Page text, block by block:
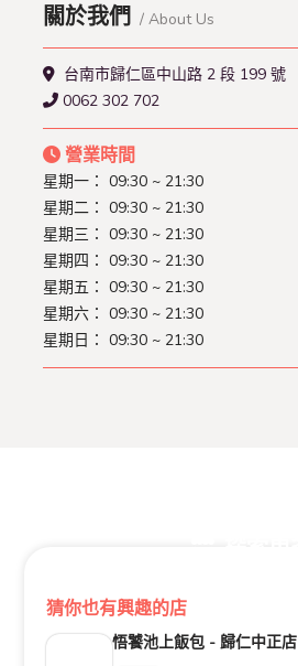
關於我們 / About Us
台南市歸仁區中山路 2 段 199 號
0062 302 702
營業時間
星期一： 09:30 ~ 21:30
星期二： 09:30 ~ 21:30
星期三： 09:30 ~ 21:30
星期四： 09:30 ~ 21:30
星期五： 09:30 ~ 21:30
星期六： 09:30 ~ 21:30
星期日： 09:30 ~ 21:30
猜你也有興趣的店
悟饕池上飯包 - 歸仁中正店